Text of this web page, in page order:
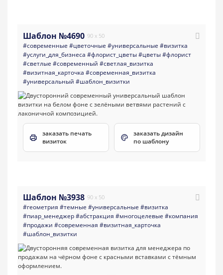
Шаблон №4690 90 x 50
#современные #цветочные #универсальные #визитка
#услуги_для_бизнеса #флорист_цветы#цветы#флорист
#светлые #современный #светлая_визитка
#визитная_карточка #современная_визитка
#универсальный #шаблон_визитки
заказать печать
визиток
заказать дизайн
по шаблону
Шаблон №3938 90 x 50
#геометрия #темные #универсальные #визитка
#пиар_менеджер#абстракция #многоцелевые #компания
#продажи #современная #визитная_карточка
#шаблон_визитки